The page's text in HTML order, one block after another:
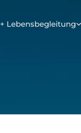
Lebensbegleitung